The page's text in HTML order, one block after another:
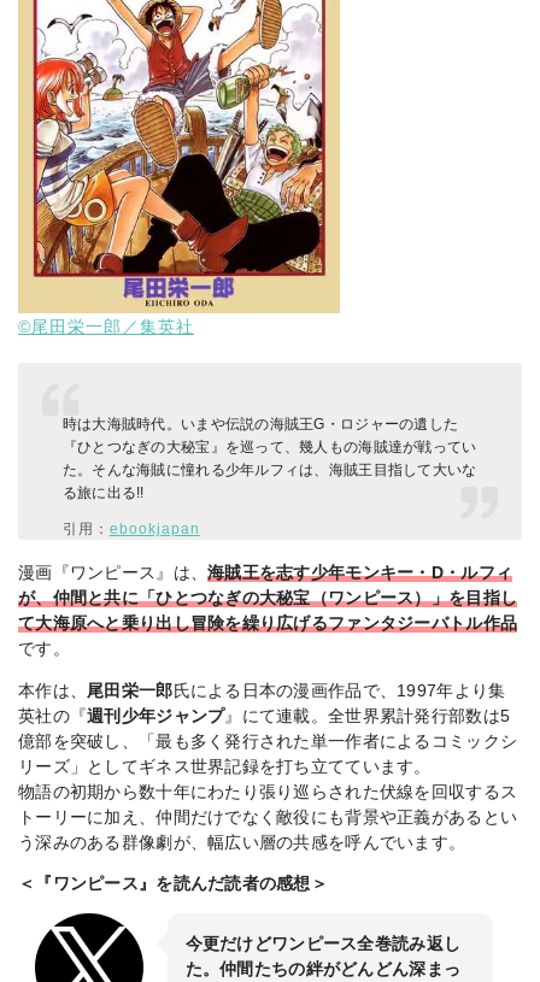
©尾田栄一郎／集英社
時は大海賊時代。いまや伝説の海賊王G・ロジャーの遺した
『ひとつなぎの大秘宝』を巡って、幾人もの海賊達が戦ってい
た。そんな海賊に憧れる少年ルフィは、海賊王目指して大いな
る旅に出る!!
引用： ebookjapan
漫画『ワンピース』は、海賊王を志す少年モンキー・D・ルフィ
が、仲間と共に「ひとつなぎの大秘宝（ワンピース）」を目指し
て大海原へと乗り出し冒険を繰り広げるファンタジーバトル作品
です。
本作は、 尾田栄一郎氏による日本の漫画作品で、1997年より集
英社の『週刊少年ジャンプ』にて連載。全世界累計発行部数は5
億部を突破し、「最も多く発行された単一作者によるコミックシ
リーズ」としてギネス世界記録を打ち立てています。
物語の初期から数十年にわたり張り巡らされた伏線を回収するス
トーリーに加え、仲間だけでなく敵役にも背景や正義があるとい
う深みのある群像劇が、幅広い層の共感を呼んでいます。
＜『ワンピース』を読んだ読者の感想＞
今更だけどワンピース全巻読み返し
た。仲間たちの絆がどんどん深まっ